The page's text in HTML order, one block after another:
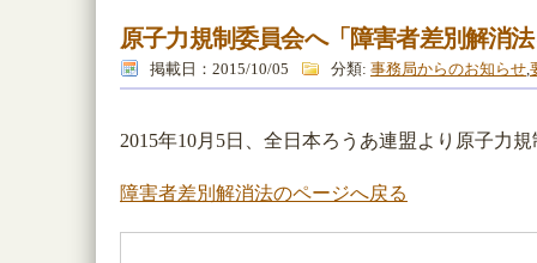
全日本ろうあ連盟
原子力規制委員会へ「障害者差別解消
掲載日：2015/10/05 分類: 事務局からのお知らせ,
2015年10月5日、全日本ろうあ連盟より原子力
障害者差別解消法のページへ戻る